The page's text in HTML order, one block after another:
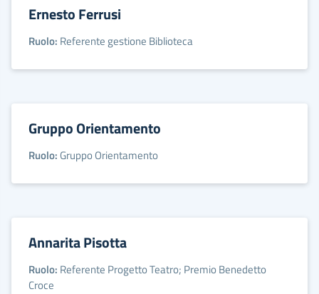
Ernesto Ferrusi
Ruolo: Referente gestione Biblioteca
Gruppo Orientamento
Ruolo: Gruppo Orientamento
Annarita Pisotta
Ruolo: Referente Progetto Teatro; Premio Benedetto
Croce